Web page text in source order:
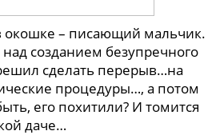
– писающий мальчик.
над созданием безупречного
сделать перерыв…на
процедуры…, а потом
его похитили? И томится
даче…